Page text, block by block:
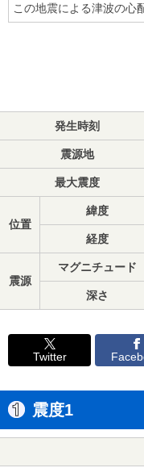
この地震による津波の心
発生時刻
震源地
最大震度
位置
緯度
経度
震源
マグニチュード
深さ
Twitter
震度1